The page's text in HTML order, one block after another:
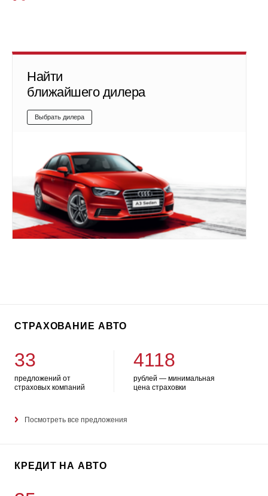
Найти
ближайшего дилера
Выбрать дилера
СТРАХОВАНИЕ АВТО
33
предложений от
страховых компаний
4118
рублей — минимальная
цена страховки
Посмотреть все предложения
КРЕДИТ НА АВТО